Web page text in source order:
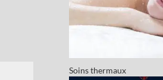
Soins thermaux